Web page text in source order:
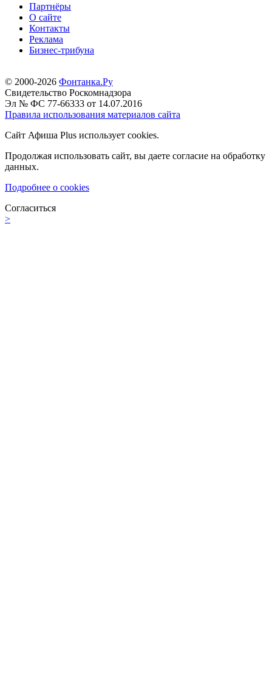
Партнёры
О сайте
Контакты
Реклама
Бизнес-трибуна
© 2000-2026 Фонтанка.Ру
Свидетельство Роскомнадзора
Эл № ФС 77-66333 от 14.07.2016
Правила использования материалов сайта
Сайт Афиша Plus использует cookies.
Продолжая использовать сайт, вы даете согласие на обработку
данных.
Подробнее о cookies
Согласиться
>